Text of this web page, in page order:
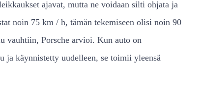
ajavat, mutta ne voidaan silti ohjata ja
noin 75 km / h, tämän tekemiseen olisi noin 90
vauhtiin, Porsche arvioi. Kun auto on
ja käynnistetty uudelleen, se toimii yleensä